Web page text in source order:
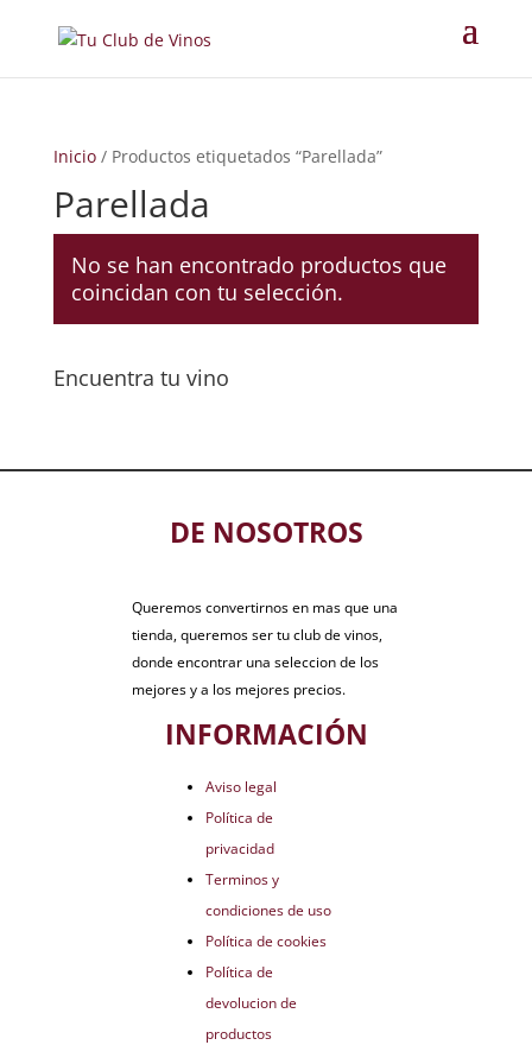
Inicio/ Productos etiquetados “Parellada”
Parellada
No se han encontrado productos que
coincidan con tu selección.
Encuentra tu vino
DE NOSOTROS
Queremos convertirnos en mas que una
tienda, queremos ser tu club de vinos,
donde encontrar una seleccion de los
mejores y a los mejores precios.
INFORMACIÓN
Aviso legal
Política de
privacidad
Terminos y
condiciones de uso
Política de cookies
Política de
devolucion de
productos